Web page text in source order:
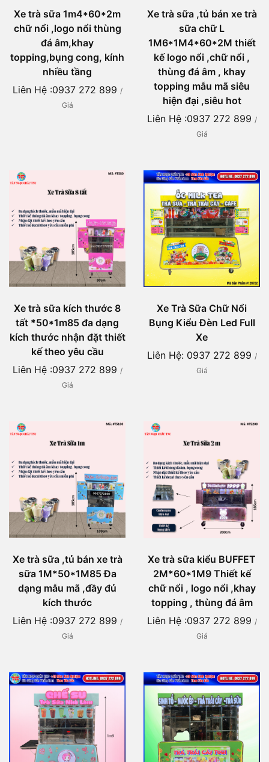
Xe trà sữa 1m4*60*2m
chữ nổi ,logo nổi thùng
đá âm,khay
topping,bụng cong, kính
nhiều tầng
Liên Hệ :0937 272 899 /
Giá
Xe trà sữa ,tủ bán xe trà
sữa chữ L
1M6*1M4*60*2M thiết
kế logo nổi ,chữ nổi ,
thùng đá âm , khay
topping mẫu mã siêu
hiện đại ,siêu hot
Liên Hệ :0937 272 899 /
Giá
Xe trà sữa kích thước 8
tất *50*1m85 đa dạng
kích thước nhận đặt thiết
kế theo yêu cầu
Liên Hệ :0937 272 899 /
Giá
Xe Trà Sữa Chữ Nổi
Bụng Kiểu Đèn Led Full
Xe
Liên Hệ: 0937 272 899 /
Giá
Xe trà sữa ,tủ bán xe trà
sữa 1M*50*1M85 Đa
dạng mẫu mã ,đầy đủ
kích thước
Liên Hệ :0937 272 899 /
Giá
Xe trà sữa kiểu BUFFET
2M*60*1M9 Thiết kế
chữ nổi , logo nổi ,khay
topping , thùng đá âm
Liên Hệ :0937 272 899 /
Giá